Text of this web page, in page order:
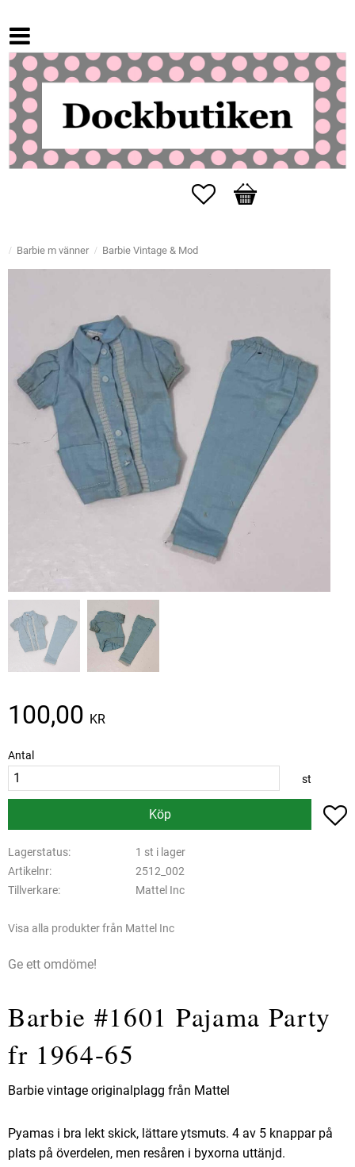
Favoriter
Kundvagn
Barbie m vänner Barbie Vintage & Mod
100,00 KR
Antal
st
Köp
Lagerstatus
1 st i lager
Artikelnr
2512_002
Tillverkare
Mattel Inc
Visa alla produkter från Mattel Inc
Ge ett omdöme!
Barbie #1601 Pajama Party
fr 1964-65
Barbie vintage originalplagg från Mattel
Pyamas i bra lekt skick, lättare ytsmuts. 4 av 5 knappar på
plats på överdelen, men resåren i byxorna uttänjd.